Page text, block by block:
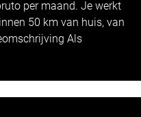
per maand. Je werkt
50 km van huis, van
Als